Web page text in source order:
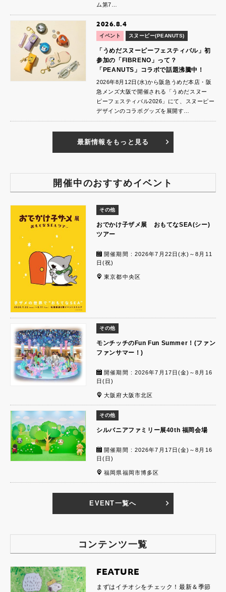
ム第7…
2026.8.4
イベント スヌーピー(PEANUTS)
「うめだスヌーピーフェスティバル」初
参加の「FIBRENO」って？
「PEANUTS」コラボで話題沸騰中！
2026年8月12日(水)から阪急うめだ本店・阪
急メンズ大阪で開催される「うめだスヌー
ピーフェスティバル2026」にて、スヌーピー
デザインのコラボグッズを展開す…
最新情報をもっと見る
開催中のおすすめイベント
その他
おでかけ子ザメ展 おもてなSEA(シー)
ツアー
開催期間 : 2026年7月22日(水)～8月11
日(祝)
東京都中央区
その他
モンチッチのFun Fun Summer！(ファン
ファンサマー！)
開催期間 : 2026年7月17日(金)～8月16
日(日)
大阪府大阪市北区
その他
シルバニアファミリー展40th 福岡会場
開催期間 : 2026年7月17日(金)～8月16
日(日)
福岡県福岡市博多区
EVENT一覧へ
コンテンツ一覧
FEATURE
まずはイチオシをチェック！最新＆季節